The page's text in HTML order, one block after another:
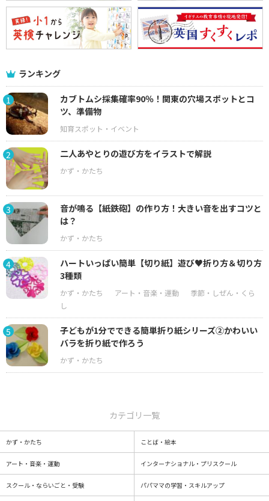
ランキング
1
カブトムシ採集確率90％！関東の穴場スポットとコ
ツ、準備物
2 二人あやとりの遊び方をイラストで解説
3
音が鳴る【紙鉄砲】の作り方！大きい音を出すコツと
は？
4
ハートいっぱい簡単【切り紙】遊び♥折り方＆切り方
3種類
5
子どもが1分でできる簡単折り紙シリーズ②かわいい
バラを折り紙で作ろう
カテゴリ一覧
かず・かたち ことば・絵本
アート・音楽・運動 インターナショナル・プリスクール
スクール・ならいごと・受験 パパママの学習・スキルアップ